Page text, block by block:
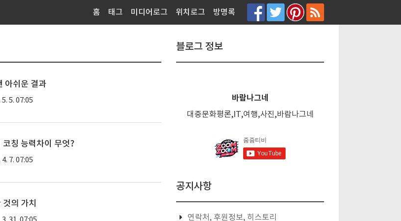
홈 태그 미디어로그 위치로그 방명록
아쉬운 결과
5. 5. 07:05
칭 능력차이 무엇?
4. 7. 07:05
의 가치
블로그 정보
바람나그네
대중문화평론,IT,여행,사진,바람나그네
공지사항
연락처, 후원정보, 히스토리